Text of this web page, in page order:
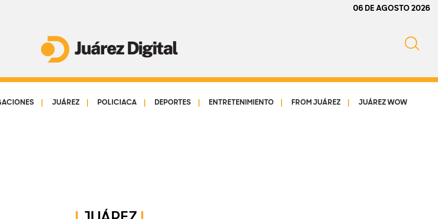
06 DE AGOSTO 2026
Digital
y
protegemos
JUÁREZ POLICIACA DEPORTES ENTRETENIMIENTO FROM JUÁREZ JUÁREZ WOW